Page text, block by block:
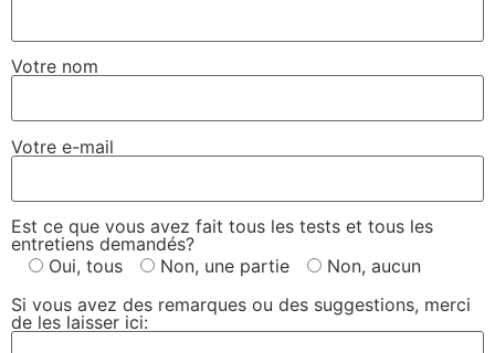
Votre nom
Votre e-mail
Est ce que vous avez fait tous les tests et tous les
entretiens demandés?
Oui, tous
Non, une partie
Non, aucun
Si vous avez des remarques ou des suggestions, merci
de les laisser ici: